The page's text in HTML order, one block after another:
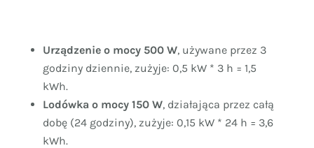
Urządzenie o mocy 500 W, używane przez 3
godziny dziennie, zużyje: 0,5 kW * 3 h = 1,5
kWh.
Lodówka o mocy 150 W, działająca przez całą
dobę (24 godziny), zużyje: 0,15 kW * 24 h = 3,6
kWh.